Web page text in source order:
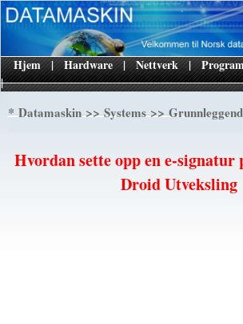
|
Hjem | Hardware | Nettverk |
*Datamaskin>>Systems>>
Hvordan sette opp en e-signatur
Droid Utveksling